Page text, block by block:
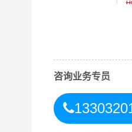
备注
咨询业务专员